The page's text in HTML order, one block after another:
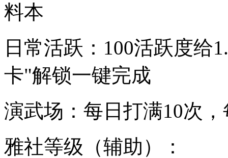
料本
日常活跃：100活跃度给
卡"解锁一键完成
演武场：每日打满10次
雅社等级（辅助）：